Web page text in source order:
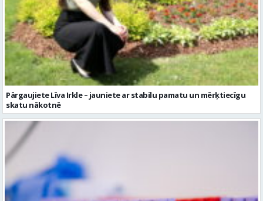
Pārgaujiete Līva Irkle – jauniete ar stabilu pamatu un mērķtiecīgu
skatu nākotnē